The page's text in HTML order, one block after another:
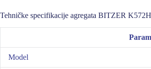
Tehničke specifikacije agregata BITZER
Model